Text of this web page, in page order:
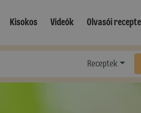
Kisokos Videók Olvasói
Receptek